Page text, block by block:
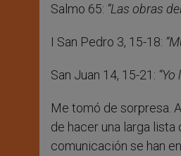
Salmo 65: “Las obras
I San Pedro 3, 15-18:
San Juan 14, 15-21:
Me tomó de sorpresa.
de hacer una larga
comunicación se han